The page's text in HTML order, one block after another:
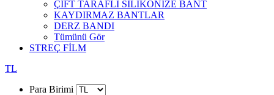
ÇİFT TARAFLI SİLİKONİZE BANT
KAYDIRMAZ BANTLAR
DERZ BANDI
Tümünü Gör
STREÇ FİLM
TL
Para Birimi